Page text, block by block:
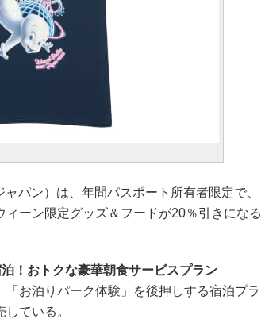
パン）は、年間パスポート所有者限定で、
ーン限定グッズ＆フードが20％引きになる
！おトクな豪華朝食サービスプラン
お泊りパーク体験」を後押しする宿泊プラ
ている。